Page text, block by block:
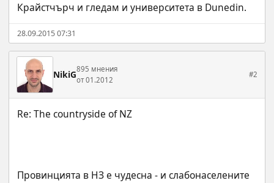
Крайстчърч и гледам и университета в Dunedin.
28.09.2015 07:31
NikiG895 мнения
от 01.2012
#2
Провинцията в НЗ е чудесна - и слабонаселените